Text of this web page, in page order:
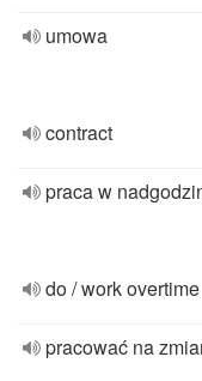
umowa
contract
praca w
do / work overtime
pracować na